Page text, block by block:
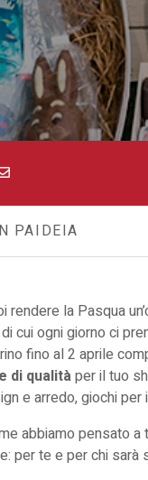
PAIDEIA
rendere la Pasqua
cui ogni giorno ci
fino al 2 aprile
di qualitàper il tuo
e arredo, giochi
abbiamo pensato a
per te e per chi